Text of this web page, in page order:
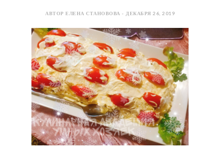
АВТОР ЕЛЕНА СТАНОВОВА - ДЕКАБРЯ 26, 2019